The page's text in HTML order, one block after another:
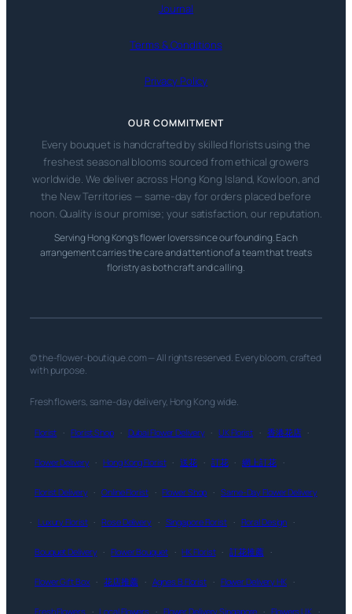
Journal
Terms & Conditions
Privacy Policy
OUR COMMITMENT
Every bouquet is handcrafted by skilled florists using the
freshest seasonal blooms sourced from ethical growers
worldwide. We deliver across Hong Kong Island, Kowloon, and
the New Territories — same-day for orders placed before
noon. Quality is our promise; your satisfaction, our reputation.
Serving Hong Kong’s flower lovers since our founding. Each
arrangement carries the care and attention of a team that treats
floristry as both craft and calling.
© the-flower-boutique.com — All rights reserved. Every bloom, crafted
with purpose.
Fresh flowers, same-day delivery, Hong Kong wide.
Florist · Florist Shop · Dubai Flower Delivery · UK Florist · 香港花店 ·
Flower Delivery · Hong Kong Florist · 送花 · 訂花 · 網上訂花 ·
Florist Delivery · Online Florist · Flower Shop · Same-Day Flower Delivery
· Luxury Florist · Rose Delivery · Singapore Florist · Floral Design ·
Bouquet Delivery · Flower Bouquet · HK Florist · 訂花推薦 ·
Flower Gift Box · 花店推薦 · Agnes B Florist · Flower Delivery HK ·
Fresh Flowers · Local Flowers · Flower Delivery Singapore · Flowers UK ·